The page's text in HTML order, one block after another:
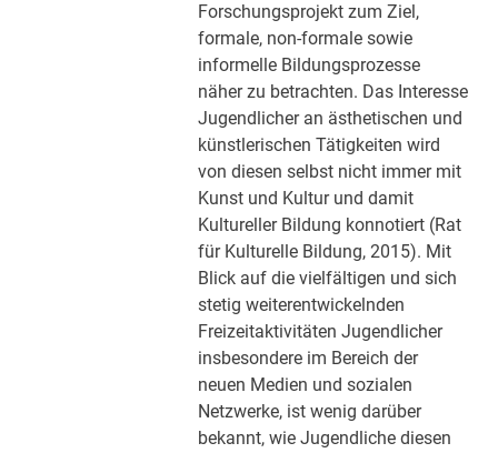
Forschungsprojekt zum Ziel,
formale, non-formale sowie
informelle Bildungsprozesse
näher zu betrachten. Das Interesse
Jugendlicher an ästhetischen und
künstlerischen Tätigkeiten wird
von diesen selbst nicht immer mit
Kunst und Kultur und damit
Kultureller Bildung konnotiert (Rat
für Kulturelle Bildung, 2015). Mit
Blick auf die vielfältigen und sich
stetig weiterentwickelnden
Freizeitaktivitäten Jugendlicher
insbesondere im Bereich der
neuen Medien und sozialen
Netzwerke, ist wenig darüber
bekannt, wie Jugendliche diesen